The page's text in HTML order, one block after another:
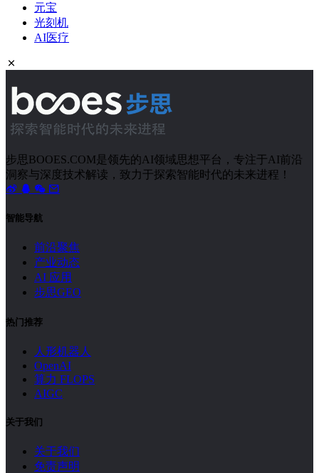
元宝
光刻机
AI医疗
步思BOOES.COM是领先的AI领域思想平台，专注于AI前沿
洞察与深度技术解读，致力于探索智能时代的未来进程！
智能导航
前沿聚焦
产业动态
AI 应用
步思GEO
热门推荐
人形机器人
OpenAI
算力 FLOPS
AIGC
关于我们
关于我们
免责声明